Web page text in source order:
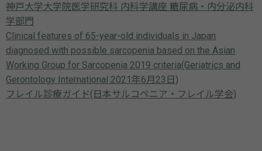
神戸大学大学院医学研究科 内科学講座 糖尿病・内分泌内科
学部門
Clinical features of 65-year-old individuals in Japan
diagnosed with possible sarcopenia based on the Asian
Working Group for Sarcopenia 2019 criteria(Geriatrics and
Gerontology International 2021年6月23日)
フレイル診療ガイド(日本サルコペニア・フレイル学会)